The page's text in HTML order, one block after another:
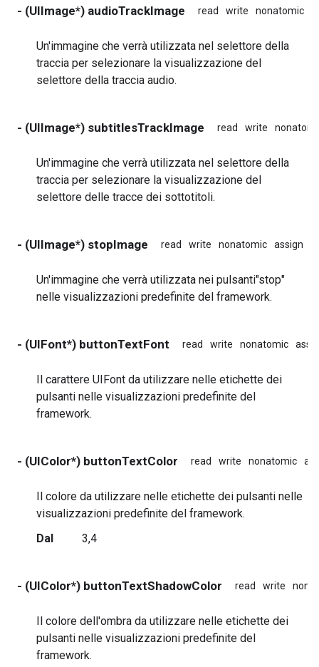
- (UIImage*) audioTrackImage read write nonatomic
Un'immagine che verrà utilizzata nel selettore della
traccia per selezionare la visualizzazione del
selettore della traccia audio.
- (UIImage*) subtitlesTrackImage read write
Un'immagine che verrà utilizzata nel selettore della
traccia per selezionare la visualizzazione del
selettore delle tracce dei sottotitoli.
- (UIImage*) stopImage read write nonatomic assign
Un'immagine che verrà utilizzata nei pulsanti"stop"
nelle visualizzazioni predefinite del framework.
- (UIFont*) buttonTextFont read write nonatomic
Il carattere UIFont da utilizzare nelle etichette dei
pulsanti nelle visualizzazioni predefinite del
framework.
- (UIColor*) buttonTextColor read write nonatomic
Il colore da utilizzare nelle etichette dei pulsanti nelle
visualizzazioni predefinite del framework.
Dal
3,4
- (UIColor*) buttonTextShadowColor read write
Il colore dell'ombra da utilizzare nelle etichette dei
pulsanti nelle visualizzazioni predefinite del
framework.